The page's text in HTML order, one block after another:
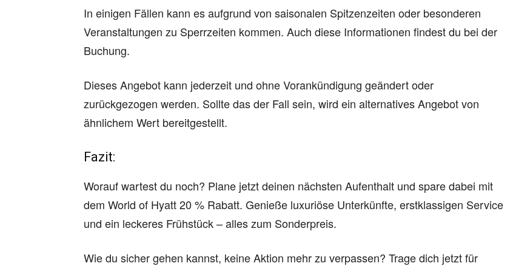
In einigen Fällen kann es aufgrund von saisonalen Spitzenzeiten oder besonderen
Veranstaltungen zu Sperrzeiten kommen. Auch diese Informationen findest du bei der
Buchung.
Dieses Angebot kann jederzeit und ohne Vorankündigung geändert oder
zurückgezogen werden. Sollte das der Fall sein, wird ein alternatives Angebot von
ähnlichem Wert bereitgestellt.
Fazit:
Worauf wartest du noch? Plane jetzt deinen nächsten Aufenthalt und spare dabei mit
dem World of Hyatt 20 % Rabatt. Genieße luxuriöse Unterkünfte, erstklassigen Service
und ein leckeres Frühstück – alles zum Sonderpreis.
Wie du sicher gehen kannst, keine Aktion mehr zu verpassen? Trage dich jetzt für